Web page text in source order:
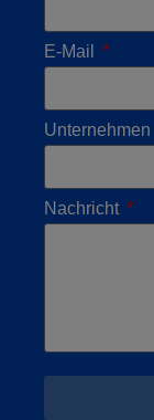
E-Mail
Unternehmen
Nachricht